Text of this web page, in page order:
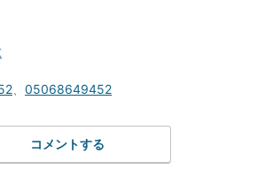
05068649452
コメントする